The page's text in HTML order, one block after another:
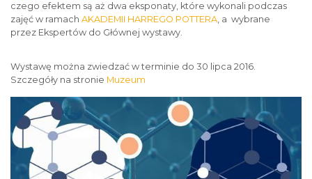
czego efektem są aż dwa eksponaty, które wykonali podczas
zajęć w ramach AKADEMII HARREGO POTTERA, a wybrane
przez Ekspertów do Głównej wystawy.
Wystawę można zwiedzać w terminie do 30 lipca 2016.
Szczegóły na stronie Muzeum